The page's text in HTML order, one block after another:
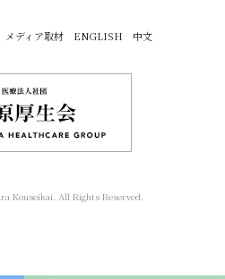
メディア取材 ENGLISH 中文
Kouseikai. All Rights Reserved.